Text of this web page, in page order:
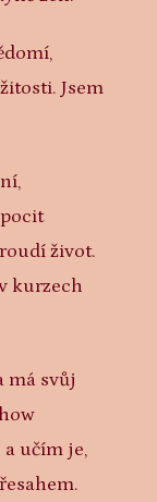
Jsem
život.
kurzech
má svůj
učím je,